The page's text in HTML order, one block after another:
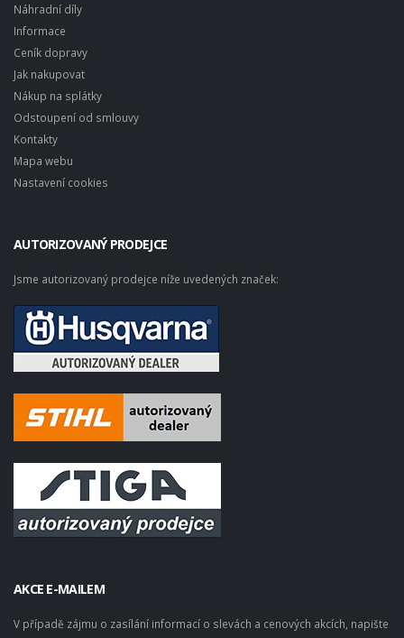
Náhradní díly
Informace
Ceník dopravy
Jak nakupovat
Nákup na splátky
Odstoupení od smlouvy
Kontakty
Mapa webu
Nastavení cookies
AUTORIZOVANÝ PRODEJCE
Jsme autorizovaný prodejce níže uvedených značek:
AKCE E-MAILEM
V případě zájmu o zasílání informací o slevách a cenových akcích, napište